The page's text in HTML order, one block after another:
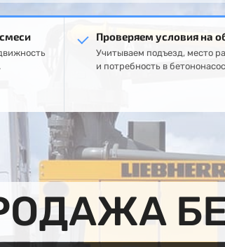
Проверяем условия на
Учитываем подъезд, место
и потребность в